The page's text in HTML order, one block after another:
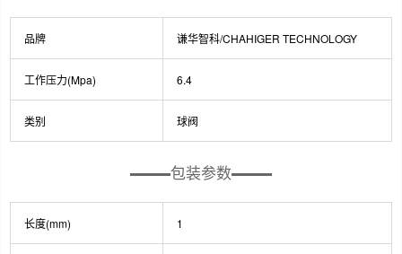
品牌 谦华智科/CHAHIGER TECHNOLOGY
工作压力(Mpa) 6.4
类别 球阀
包装参数
长度(mm) 1